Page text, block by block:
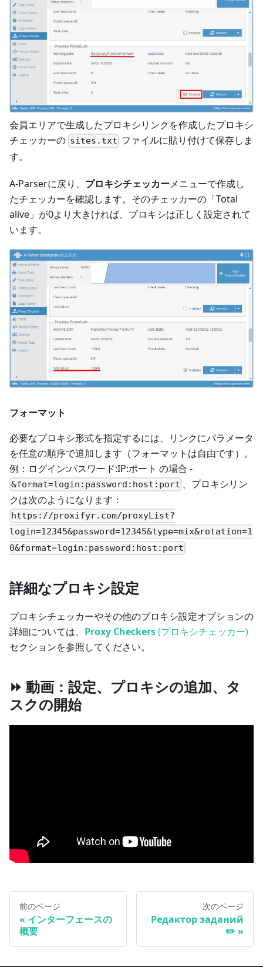
会員エリアで生成したプロキシリンクを作成したプロキシ
チェッカーの sites.txt ファイルに貼り付けて保存しま
す。
A-Parserに戻り、 プロキシチェッカーメニューで作成し
たチェッカーを確認します。そのチェッカーの「Total
alive」が0より大きければ、プロキシは正しく設定されて
います。
フォーマット
必要なプロキシ形式を指定するには、リンクにパラメータ
を任意の順序で追加します（フォーマットは自由です）。
例：ログイン:パスワード:IP:ポート の場合 -
&format=login:password:host:port 、プロキシリン
クは次のようになります：
https://proxifyr.com/proxyList?
login=12345&password=12345&type=mix&rotation=1
0&format=login:password:host:port
詳細なプロキシ設定
プロキシチェッカーやその他のプロキシ設定オプションの
詳細については、 Proxy Checkers(プロキシチェッカー)
セクションを参照してください。
⏩ 動画：設定、プロキシの追加、タ
スクの開始
前のページ
インターフェースの
概要
次のページ
Редактор заданий
✏️